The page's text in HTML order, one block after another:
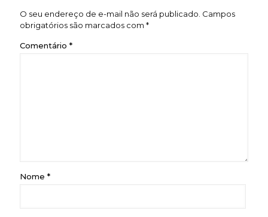
O seu endereço de e-mail não será publicado. Campos
obrigatórios são marcados com *
Comentário *
Nome *